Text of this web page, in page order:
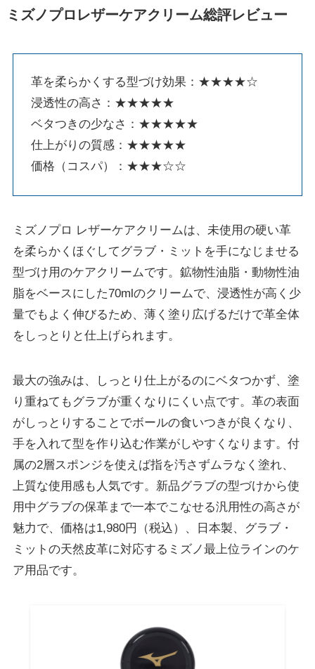
ミズノプロレザーケアクリーム総評レビュー
革を柔らかくする型づけ効果：★★★★☆
浸透性の高さ：★★★★★
ベタつきの少なさ：★★★★★
仕上がりの質感：★★★★★
価格（コスパ）：★★★☆☆
ミズノプロ レザーケアクリームは、未使用の硬い革
を柔らかくほぐしてグラブ・ミットを手になじませる
型づけ用のケアクリームです。鉱物性油脂・動物性油
脂をベースにした70mlのクリームで、浸透性が高く少
量でもよく伸びるため、薄く塗り広げるだけで革全体
をしっとりと仕上げられます。
最大の強みは、しっとり仕上がるのにベタつかず、塗
り重ねてもグラブが重くなりにくい点です。革の表面
がしっとりすることでボールの食いつきが良くなり、
手を入れて型を作り込む作業がしやすくなります。付
属の2層スポンジを使えば指を汚さずムラなく塗れ、
上質な使用感も人気です。新品グラブの型づけから使
用中グラブの保革まで一本でこなせる汎用性の高さが
魅力で、価格は1,980円（税込）、日本製、グラブ・
ミットの天然皮革に対応するミズノ最上位ラインのケ
ア用品です。